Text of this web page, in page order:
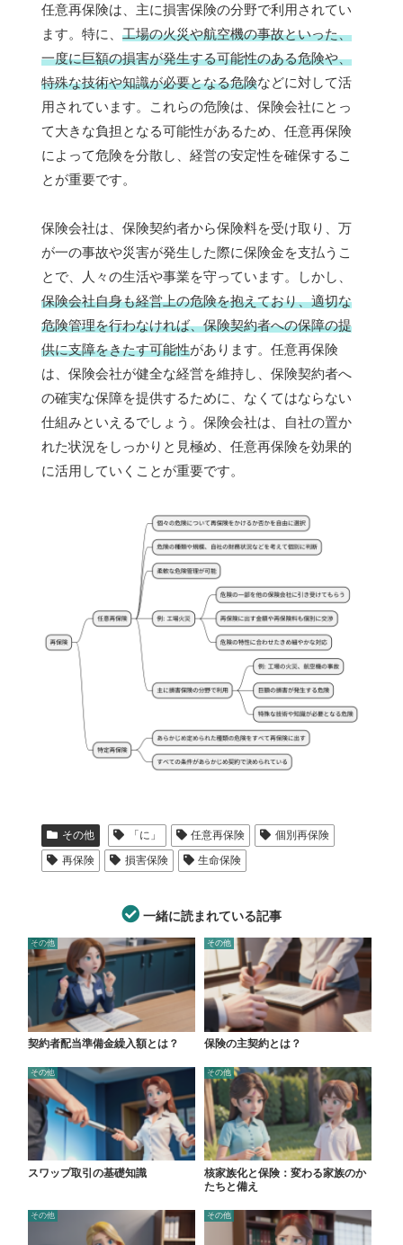
任意再保険は、主に損害保険の分野で利用されてい
ます。特に、 工場の火災や航空機の事故といった、
一度に巨額の損害が発生する可能性のある危険や、
特殊な技術や知識が必要となる危険などに対して活
用されています。これらの危険は、保険会社にとっ
て大きな負担となる可能性があるため、任意再保険
によって危険を分散し、経営の安定性を確保するこ
とが重要です。
保険会社は、保険契約者から保険料を受け取り、万
が一の事故や災害が発生した際に保険金を支払うこ
とで、人々の生活や事業を守っています。しかし、
保険会社自身も経営上の危険を抱えており、適切な
危険管理を行わなければ、保険契約者への保障の提
供に支障をきたす可能性があります。任意再保険
は、保険会社が健全な経営を維持し、保険契約者へ
の確実な保障を提供するために、なくてはならない
仕組みといえるでしょう。保険会社は、自社の置か
れた状況をしっかりと見極め、任意再保険を効果的
に活用していくことが重要です。
その他 「に」 任意再保険
個別再保険
再保険
損害保険 生命保険
一緒に読まれている記事
その他
契約者配当準備金繰入額とは？
その他
保険の主契約とは？
その他
スワップ取引の基礎知識
その他
核家族化と保険：変わる家族のか
たちと備え
その他 その他